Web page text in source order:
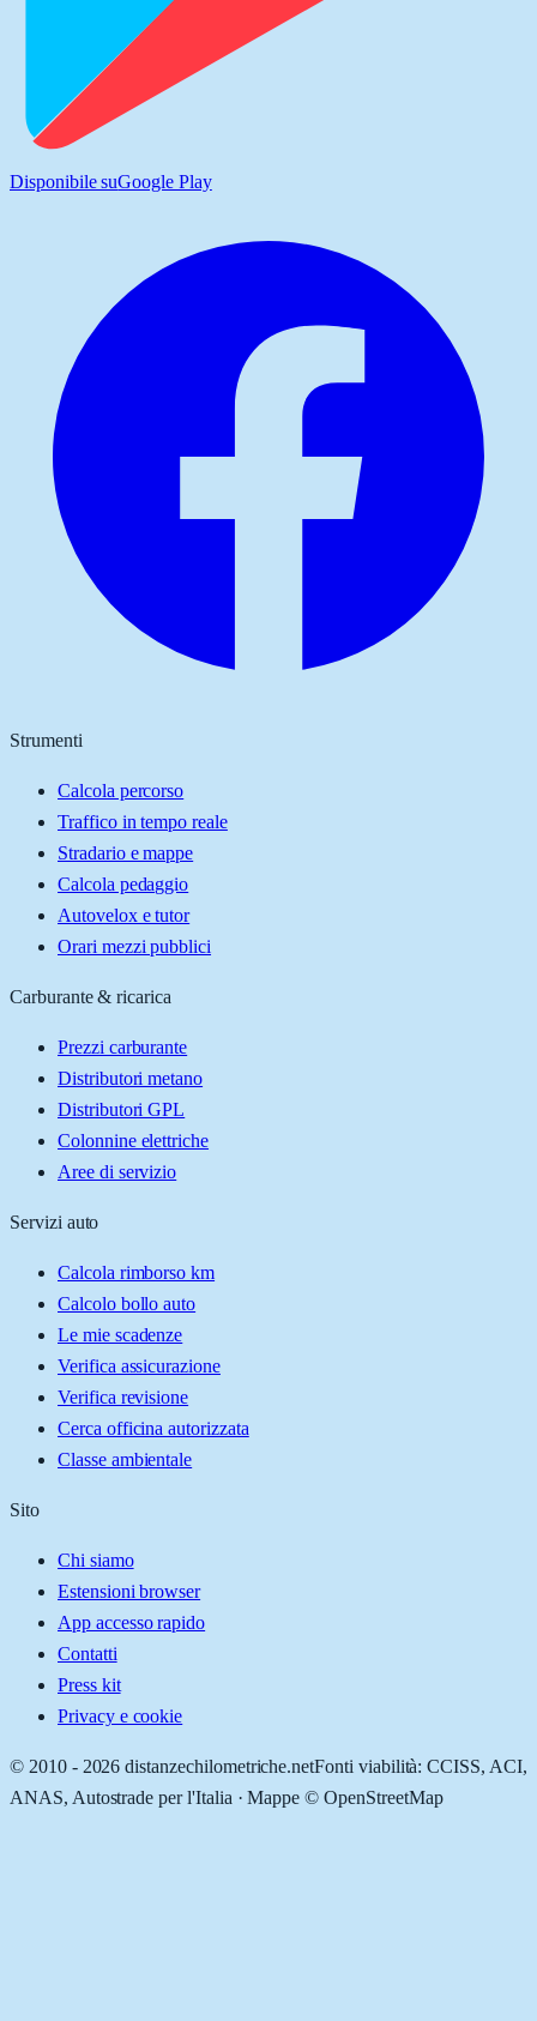
Disponibile suGoogle Play
Strumenti
Calcola percorso
Traffico in tempo reale
Stradario e mappe
Calcola pedaggio
Autovelox e tutor
Orari mezzi pubblici
Carburante & ricarica
Prezzi carburante
Distributori metano
Distributori GPL
Colonnine elettriche
Aree di servizio
Servizi auto
Calcola rimborso km
Calcolo bollo auto
Le mie scadenze
Verifica assicurazione
Verifica revisione
Cerca officina autorizzata
Classe ambientale
Sito
Chi siamo
Estensioni browser
App accesso rapido
Contatti
Press kit
Privacy e cookie
© 2010 - 2026 distanzechilometriche.netFonti viabilità: CCISS, ACI,
ANAS, Autostrade per l'Italia · Mappe © OpenStreetMap